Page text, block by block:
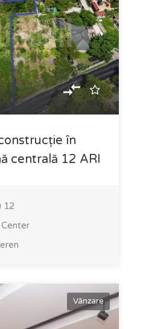
în
centrală 12 ARI
12
Center
Vânzare